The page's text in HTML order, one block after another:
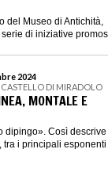
del Museo di Antichità,
di iniziative
2024
| CASTELLO DI MIRADOLO
MONTALE E
dipingo». Così
i principali